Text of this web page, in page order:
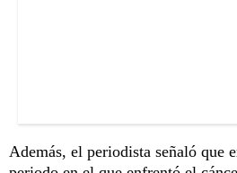
Además, el periodista señaló que